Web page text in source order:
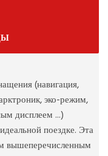
(навигация,
эко-режим,
дисплеем ...)
поездке. Эта
вышеперечисленным